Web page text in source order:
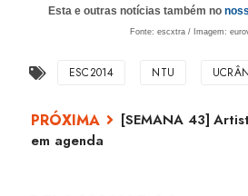
Esta e outras notícias também no
Fonte: escxtra / Imagem:
ESC2014 NTU
[SEMANA 43]
em agenda